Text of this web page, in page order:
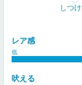
しつけ
レア感
低
吠える